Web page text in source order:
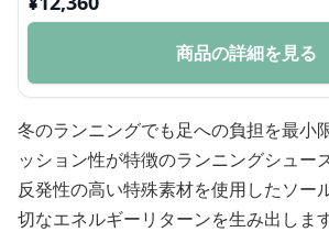
商品の詳細を見る
冬のランニングでも足への負担を最小
ッション性が特徴のランニングシュー
反発性の高い特殊素材を使用したソー
切なエネルギーリターンを生み出します